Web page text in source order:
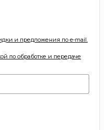
и предложения по e-mail.
по обработке и передаче